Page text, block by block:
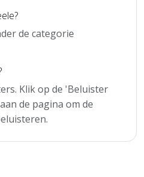
de categorie
Klik op de 'Beluister
de pagina om de